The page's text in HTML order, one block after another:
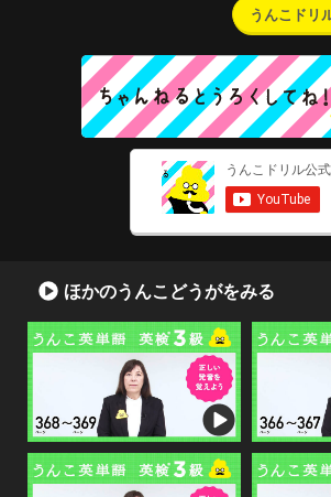
うんこド
ほかのうんこどうがをみる